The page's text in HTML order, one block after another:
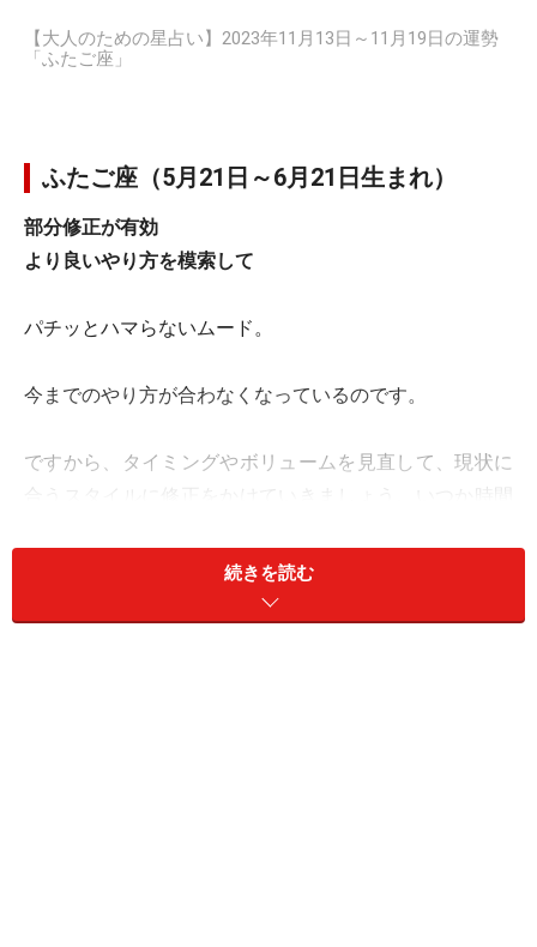
【大人のための星占い】2023年11月13日～11月19日の運勢
「ふたご座」
ふたご座（5月21日～6月21日生まれ）
部分修正が有効
より良いやり方を模索して
パチッとハマらないムード。
今までのやり方が合わなくなっているのです。
ですから、タイミングやボリュームを見直して、現状に
合うスタイルに修正をかけていきましょう。いつか時間
え。ただ、まとまった時間ができたらやろうとすると企
画倒れで終わるため、スキマ時間で少しずつ進めるスタ
イルに切り替えていくと現実的です。
続きを読む